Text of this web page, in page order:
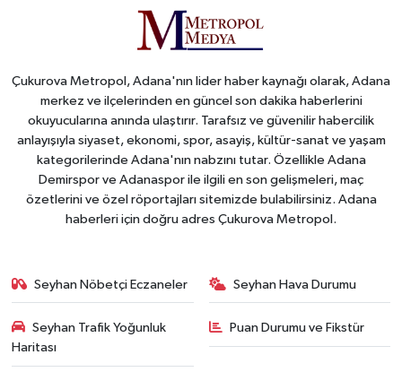
Çukurova Metropol, Adana'nın lider haber kaynağı olarak, Adana
merkez ve ilçelerinden en güncel son dakika haberlerini
okuyucularına anında ulaştırır. Tarafsız ve güvenilir habercilik
anlayışıyla siyaset, ekonomi, spor, asayiş, kültür-sanat ve yaşam
kategorilerinde Adana'nın nabzını tutar. Özellikle Adana
Demirspor ve Adanaspor ile ilgili en son gelişmeleri, maç
özetlerini ve özel röportajları sitemizde bulabilirsiniz. Adana
haberleri için doğru adres Çukurova Metropol.
Seyhan Nöbetçi Eczaneler Seyhan Hava Durumu
Seyhan Trafik Yoğunluk
Haritası
Puan Durumu ve Fikstür